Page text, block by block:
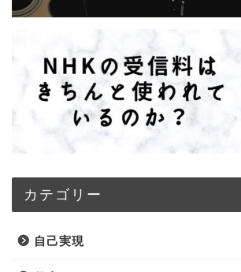
カテゴリー
自己実現